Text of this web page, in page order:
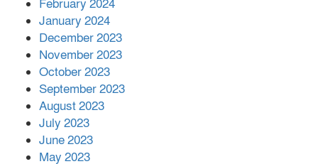
February 2024
January 2024
December 2023
November 2023
October 2023
September 2023
August 2023
July 2023
June 2023
May 2023